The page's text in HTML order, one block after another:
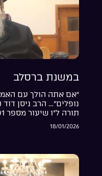
במשנת ברסלב
“אם אתה הולך עם
נופלים”… הרב ניסן דוד
תורה ל”ו שיעור מספר 01
18/01/2026